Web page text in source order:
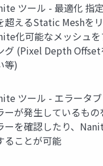
ツール - 最適化 指
超えるStatic Meshを
化可能なメッシュを
グ (Pixel Depth Oﬀset
等)
ツール - エラータ
ーが発生しているもの
ーを確認したり、
ることが可能